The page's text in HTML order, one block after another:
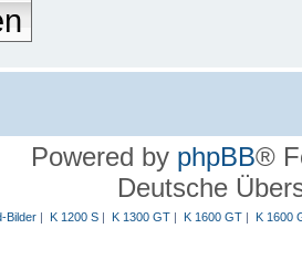
Powered by phpBB®
Deutsche
Bilder| K 1200 S| K 1300 GT| K 1600 GT| K 1600